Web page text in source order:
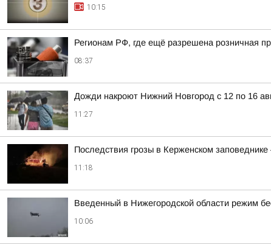
10:15
Регионам РФ, где ещё разрешена розничная
08:37
Дожди накроют Нижний Новгород с 12 по 16
11:27
Последствия грозы в Керженском
11:18
Введенный в Нижегородской области режим
10:06